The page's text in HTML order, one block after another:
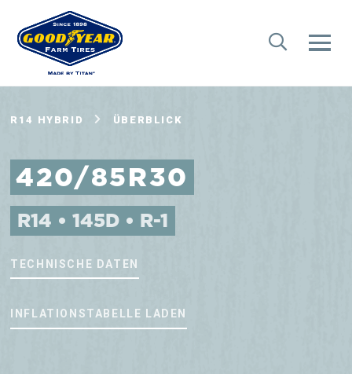
R14 HYBRID ÜBERBLICK
420/85R30
R14 • 145D • R-1
TECHNISCHE DATEN
INFLATIONSTABELLE LADEN